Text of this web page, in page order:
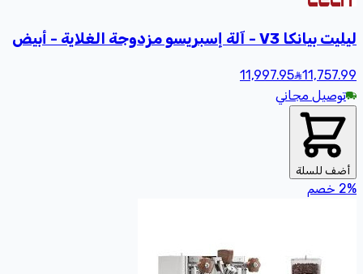
ليليت بيانكا V3 - آلة إسبريسو مزدوجة الغلاية - أبيض
11,757.99
11,997.95
توصيل مجاني
أضف للسلة
2% خصم